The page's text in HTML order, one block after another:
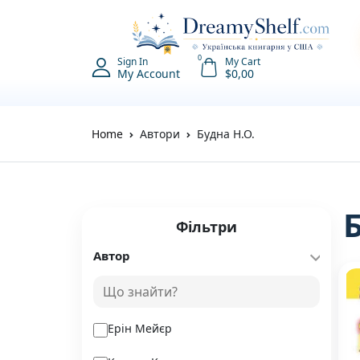
Sign In
My Account
0 My Cart
$0,00
Home Автори Будна Н.О.
Фільтри
Автор
Ерін Мейєр